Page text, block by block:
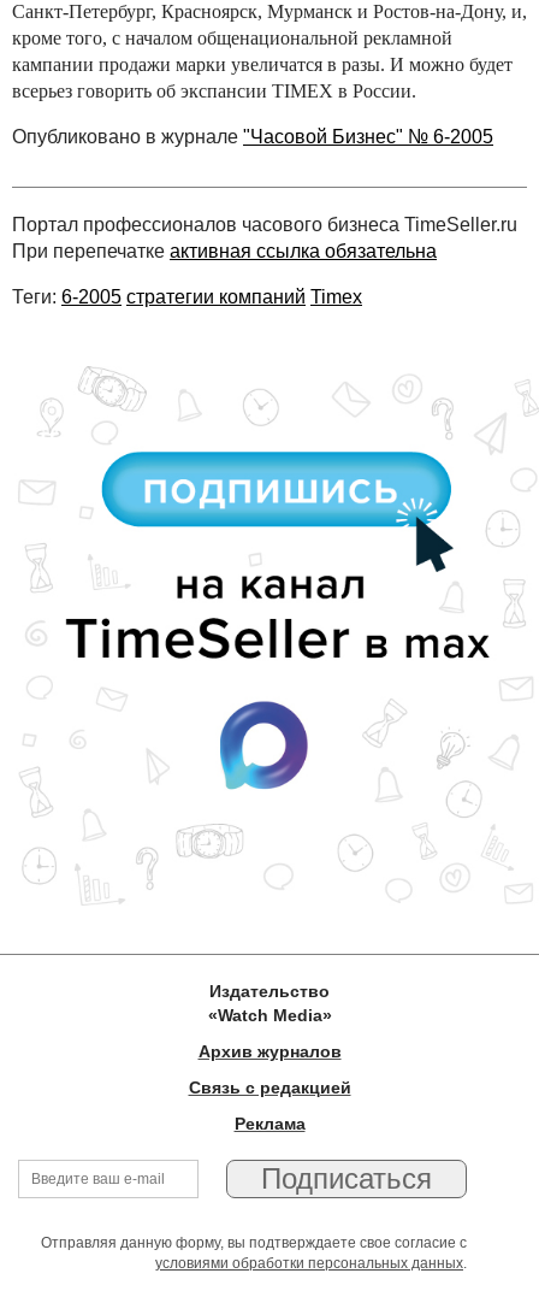
Санкт-Петербург, Красноярск, Мурманск и Ростов-на-Дону, и,
кроме того, с началом общенациональной рекламной
кампании продажи марки увеличатся в разы. И можно будет
всерьез говорить об экспансии TIMEX в России.
Опубликовано в журнале "Часовой Бизнес" № 6-2005
Портал профессионалов часового бизнеса TimeSeller.ru
При перепечатке активная ссылка обязательна
Теги: 6-2005 стратегии компаний Timex
Издательство
«Watch Media»
Архив журналов
Связь с редакцией
Реклама
Отправляя данную форму, вы подтверждаете свое согласие с
условиями обработки персональных данных